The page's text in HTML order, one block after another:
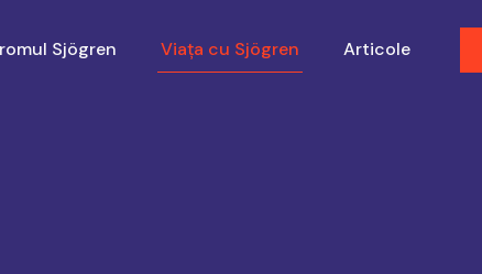
Sjögren Viața cu Sjögren Articole